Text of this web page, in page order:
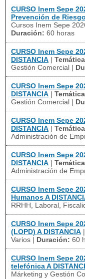
CURSO Inem Sepe
Prevención de
Cursos Inem Sepe
Duración: 60 horas
CURSO Inem Sepe
DISTANCIA |
Gestión Comercial |
CURSO Inem Sepe
DISTANCIA |
Gestión Comercial |
CURSO Inem Sepe
DISTANCIA |
Administración de
CURSO Inem Sepe
DISTANCIA |
Administración de
CURSO Inem Sepe
Humanos A
RRHH, Laboral,
CURSO Inem Sepe
(LOPD) A DISTANCIA |
Varios | Duración: 60
CURSO Inem Sepe
telefónica A
Márketing y Gestión